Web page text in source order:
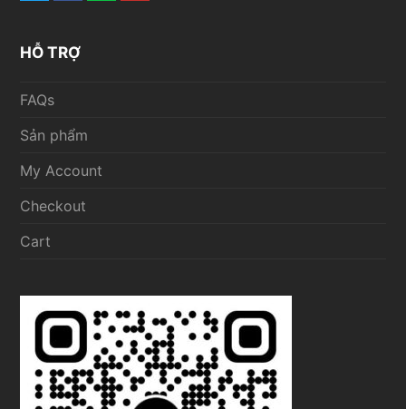
HỖ TRỢ
FAQs
Sản phẩm
My Account
Checkout
Cart